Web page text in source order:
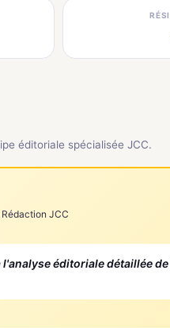
éditoriale spécialisée JCC.
JCC
l'analyse éditoriale détaillée